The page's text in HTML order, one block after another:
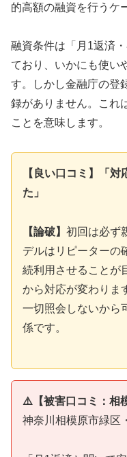
的高額の融資を行うケ
融資条件は「月1返済
ており、いかにも使い
す。しかし金融庁の登
録がありません。これ
ことを意味します。
【良い口コミ】「
た」
【論破】 初回は必ず
デルはリピーターの
続利用させることが
から対応が変わりま
一切照会しないから
係です。
⚠️【被害口コミ：相
神奈川相模原市緑区